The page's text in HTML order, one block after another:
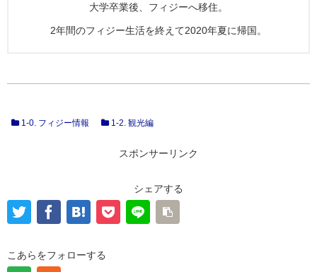
大学卒業後、フィジーへ移住。
2年間のフィジー生活を終えて2020年夏に帰国。
1-0. フィジー情報 1-2. 観光編
スポンサーリンク
シェアする
こあらをフォローする